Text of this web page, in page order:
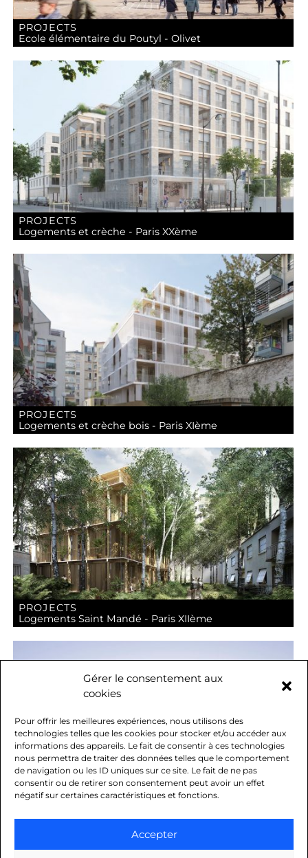
Gérer le consentement aux
cookies
Pour offrir les meilleures expériences, nous utilisons des
technologies telles que les cookies pour stocker et/ou accéder aux
informations des appareils. Le fait de consentir à ces technologies
nous permettra de traiter des données telles que le comportement
de navigation ou les ID uniques sur ce site. Le fait de ne pas
consentir ou de retirer son consentement peut avoir un effet
négatif sur certaines caractéristiques et fonctions.
Accepter
PROJECTS
Ecole élémentaire du Poutyl - Olivet
PROJECTS
Logements et crèche - Paris XXème
PROJECTS
Logements et crèche bois - Paris XIème
PROJECTS
Logements Saint Mandé - Paris XIIème
PROJECTS
tAlternative